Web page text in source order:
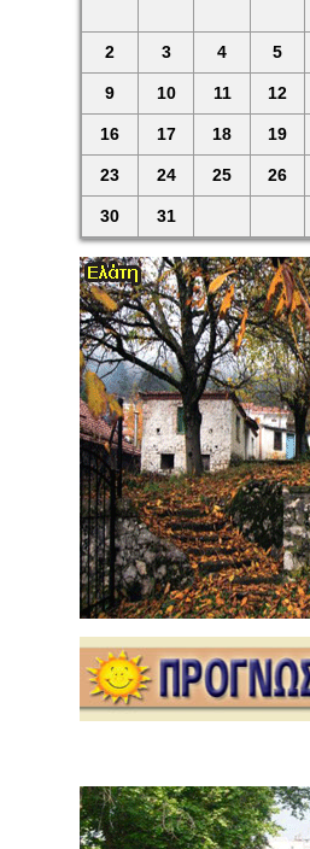
2 3 4 5
9 10 11 12
16 17 18 19
23 24 25 26
30 31